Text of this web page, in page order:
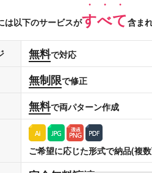
は以下のサービスがすべて含ま
無料で対応
無制限で修正
無料で両パターン作成
ご希望に応じた形式で納品(複